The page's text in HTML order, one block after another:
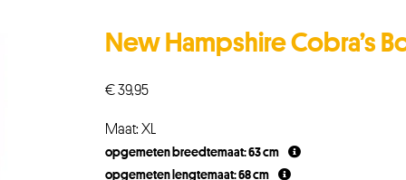
New Hampshire Cobra’s
€39,95
Maat: XL
opgemeten breedtemaat: 63 cm
opgemeten lengtemaat: 68 cm